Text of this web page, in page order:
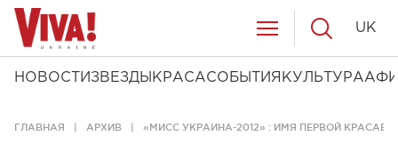
НОВОСТИ ЗВЕЗДЫ КРАСАСОБЫТИЯ КУЛЬТУРА
UK
ГЛАВНАЯ АРХИВ «МИСС УКРАИНА-2012» : ИМЯ ПЕРВОЙ